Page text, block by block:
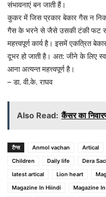
संभावनाएं बन जाती हैं।
कुकर में जिस प्रकार बेकार गैस न
गैस के भरने से जैसे उसकी टंकी फट
महत्त्वपूर्ण कार्य है। इसमें एकत्रित
दूभर हो जाती है। अत: जीने के लिए
आना अत्यन्त महत्त्वपूर्ण है।
– डा. वी.के. राघव
Also Read: कैंसर का
टैग्स Anmol vachan Artical
Children
Daily life Dera
latest artical
Lion heart
Magazine In Hiindi
Magazine